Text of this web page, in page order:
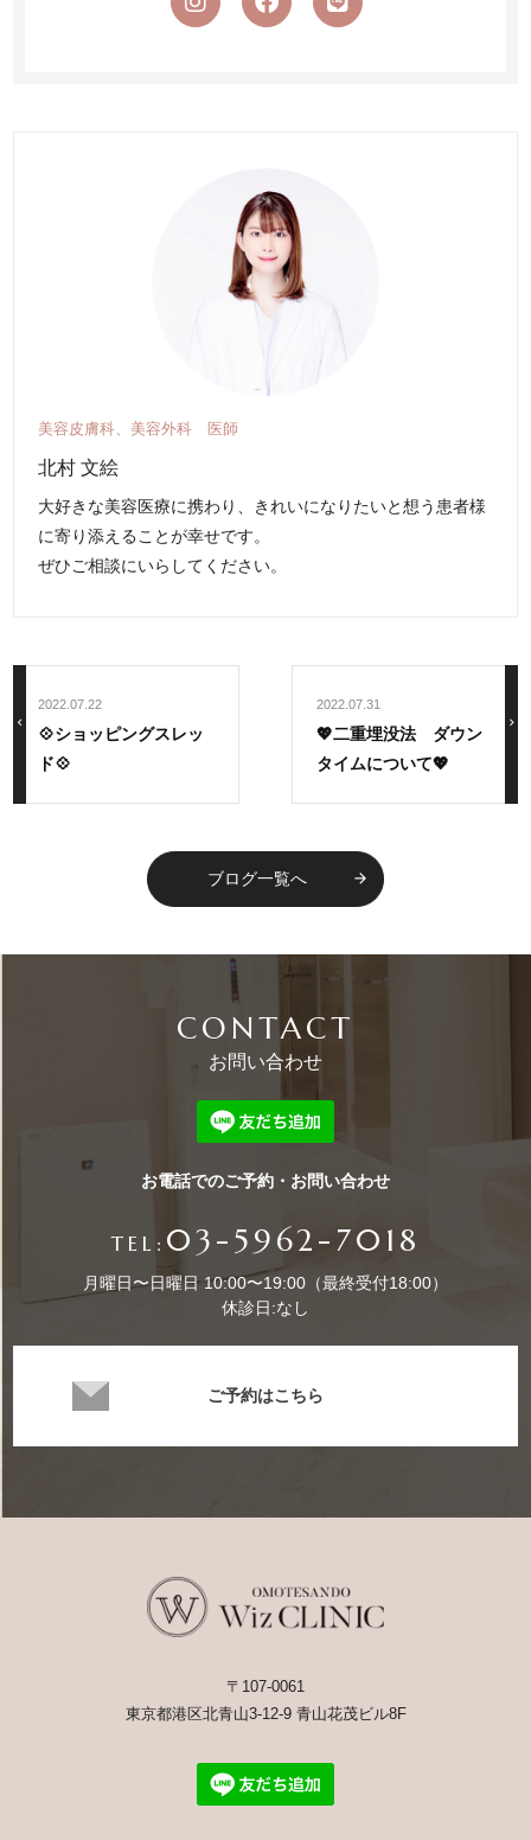
美容皮膚科、美容外科 医師
北村 文絵
大好きな美容医療に携わり、きれいになりたいと想う患者様
に寄り添えることが幸せです。
ぜひご相談にいらしてください。
chevron_left
2022.07.22
💠ショッピングスレッ
ド💠
navigate_next
2022.07.31
💖二重埋没法 ダウン
タイムについて💖
ブログ一覧へ arrow_forward
CONTACT
お問い合わせ
お電話でのご予約・お問い合わせ
TEL: 03-5962-7018
月曜日〜日曜日 10:00〜19:00（最終受付18:00）
休診日:なし
ご予約はこちら
〒107-0061
東京都港区北青山3-12-9 青山花茂ビル8F